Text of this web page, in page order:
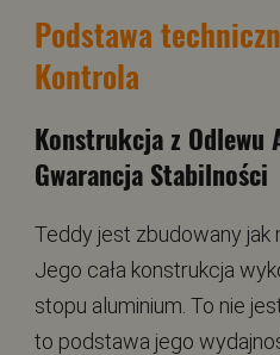
Podstawa
Kontrola
Konstrukcja z Odlewu
Gwarancja Stabilności
Teddy jest zbudowany jak
Jego cała konstrukcja
stopu aluminium. To nie
to podstawa jego